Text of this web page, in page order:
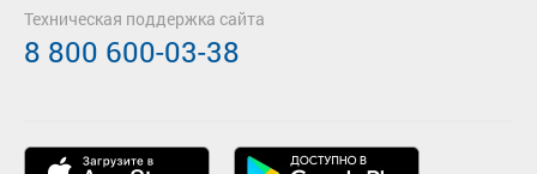
Техническая поддержка сайта
8 800 600-03-38